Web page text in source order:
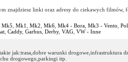
znajdziesz linki oraz adresy do ciekawych filmów,
Mk5 Mk1 Mk2 Mk6 Mk4 - Bora Mk3 - Vento
Caddy, Garbus Derby, VAG VW - Inne
jak:trasa,dobre warunki drogowe,infrastruktura
drogowego,parkingi itp.